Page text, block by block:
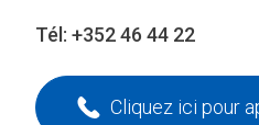
Tél: +352 46 44 22
Cliquez ici pour